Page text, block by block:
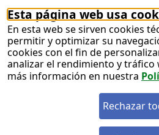
Esta página web usa
En esta web se sirven cookies
permitir y optimizar su
cookies con el fin de
analizar el rendimiento y tráfico
más información en nuestra